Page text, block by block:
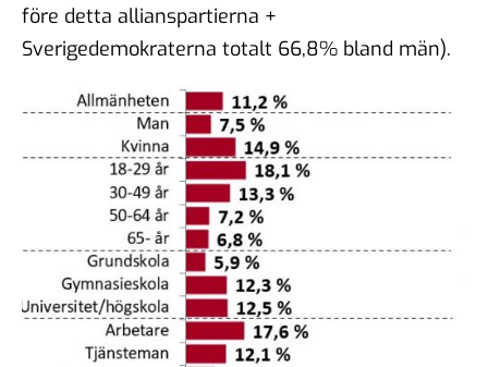
före detta allianspartierna +
Sverigedemokraterna totalt 66,8% bland män).